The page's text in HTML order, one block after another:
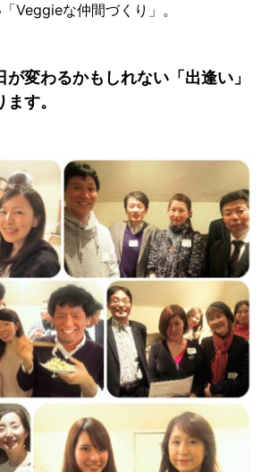
Veggieな仲間づくり」。
が変わるかもしれない「出逢い」
す。